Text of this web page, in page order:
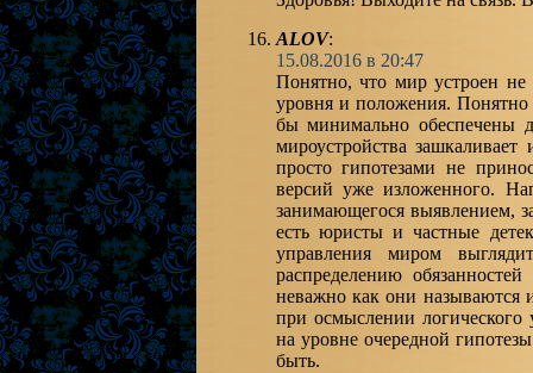
ALOV:
15.08.2016 в 20:47
Понятно, что мир устроен не
уровня и положения.
бы минимально обеспечены
мироустройства зашкаливает
просто гипотезами не
версий уже изложенного.
занимающегося выявлением,
есть юристы и частные
управления миром
распределению
неважно как они называются
при осмыслении логического
на уровне очередной
быть.